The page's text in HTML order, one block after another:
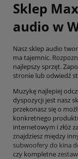
Sklep
audio w
Nasz sklep audio
ma tajemnic.
najlepszy sprzęt.
stronie lub odwiedź
Muzykę najlepiej
dyspozycji jest nasz
przekonasz się o
konkretnego
internetowym i złóż
znajdziesz między
subwoofery do kina
czy kompletne